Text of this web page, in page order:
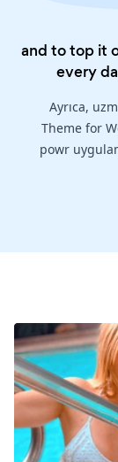
and to top it
every
Ayrıca,
Theme for
powr